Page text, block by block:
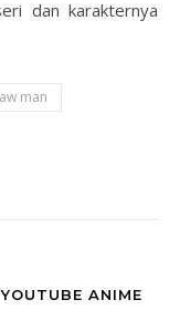
dan karakternya
man
ANIME